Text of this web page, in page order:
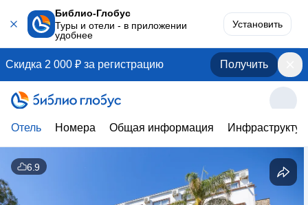
Библио-Глобус
Туры и отели - в приложении
удобнее
Установить
Скидка 2 000 ₽ за регистрацию Получить
Отель Номера Общая информация
6.9